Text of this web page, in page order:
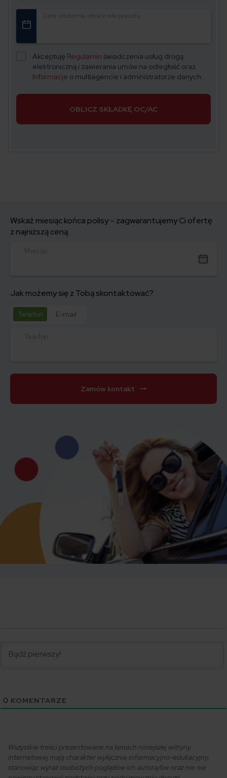
Data urodzenia właściciela pojazdu
Akceptuję Regulamin świadczenia usług drogą
elektroniczną i zawierania umów na odległość oraz
Informacje o multiagencie i administratorze danych.
OBLICZ SKŁADKĘ OC/AC
Wskaż miesiąc końca polisy – zagwarantujemy Ci ofertę
z najniższą ceną.
Miesiąc
Jak możemy się z Tobą skontaktować?
Telefon E-mail
Telefon
Zamów kontakt
0 KOMENTARZE
Wszystkie treści prezentowane na łamach niniejszej witryny
internetowej mają charakter wyłącznie informacyjno-edukacyjny,
stanowiąc wyraz osobistych poglądów ich autora/ów oraz nie nie